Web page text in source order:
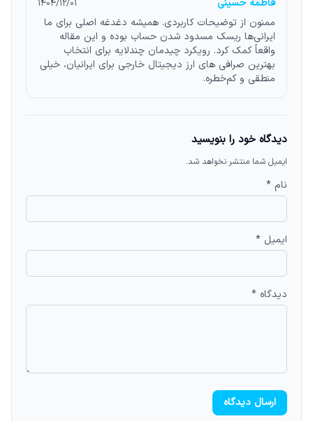
فاطمه حسینی 1404/12/01
ممنون از توضیحات کاربردی. همیشه دغدغه اصلی برای ما
ایرانی‌ها ریسک مسدود شدن حساب بوده و این مقاله
واقعاً کمک کرد. رویکرد چیدمان چندلایه برای انتخاب
بهترین صرافی های ارز دیجیتال خارجی برای ایرانیان، خیلی
منطقی و کم‌خطره.
دیدگاه خود را بنویسید
ایمیل شما منتشر نخواهد شد.
نام *
ایمیل *
دیدگاه *
ارسال دیدگاه